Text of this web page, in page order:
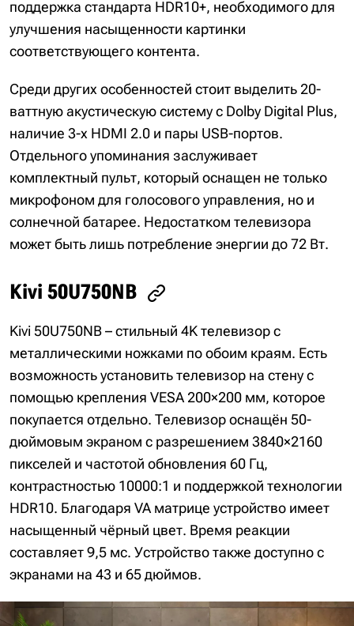
поддержка стандарта HDR10+, необходимого для
улучшения насыщенности картинки
соответствующего контента.
Среди других особенностей стоит выделить 20-
ваттную акустическую систему с Dolby Digital Plus,
наличие 3-х HDMI 2.0 и пары USB-портов.
Отдельного упоминания заслуживает
комплектный пульт, который оснащен не только
микрофоном для голосового управления, но и
солнечной батарее. Недостатком телевизора
может быть лишь потребление энергии до 72 Вт.
Kivi 50U750NB
Kivi 50U750NB – стильный 4K телевизор с
металлическими ножками по обоим краям. Есть
возможность установить телевизор на стену с
помощью крепления VESA 200×200 мм, которое
покупается отдельно. Телевизор оснащён 50-
дюймовым экраном с разрешением 3840×2160
пикселей и частотой обновления 60 Гц,
контрастностью 10000:1 и поддержкой технологии
HDR10. Благодаря VA матрице устройство имеет
насыщенный чёрный цвет. Время реакции
составляет 9,5 мс. Устройство также доступно с
экранами на 43 и 65 дюймов.